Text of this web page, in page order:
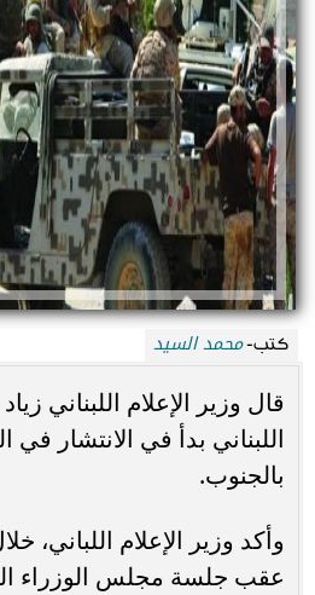
كتب-محمد السيد
قال وزير الإعلام اللبناني
اللبناني بدأ في الانتشار في
بالجنوب.
وأكد وزير الإعلام اللباني،
عقب جلسة مجلس الوزراء